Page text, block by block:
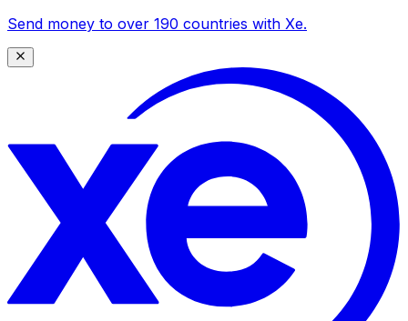
Send money to over 190 countries with Xe.